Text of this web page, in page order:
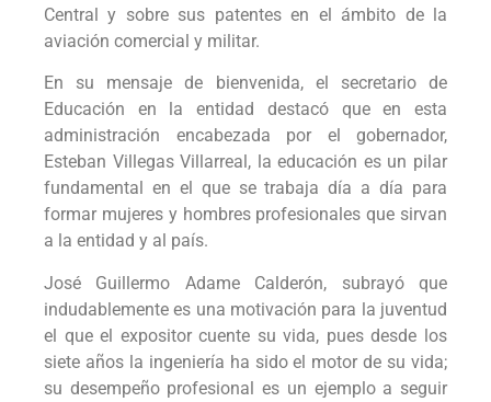
Central y sobre sus patentes en el ámbito de la
aviación comercial y militar.
En su mensaje de bienvenida, el secretario de
Educación en la entidad destacó que en esta
administración encabezada por el gobernador,
Esteban Villegas Villarreal, la educación es un pilar
fundamental en el que se trabaja día a día para
formar mujeres y hombres profesionales que sirvan
a la entidad y al país.
José Guillermo Adame Calderón, subrayó que
indudablemente es una motivación para la juventud
el que el expositor cuente su vida, pues desde los
siete años la ingeniería ha sido el motor de su vida;
su desempeño profesional es un ejemplo a seguir